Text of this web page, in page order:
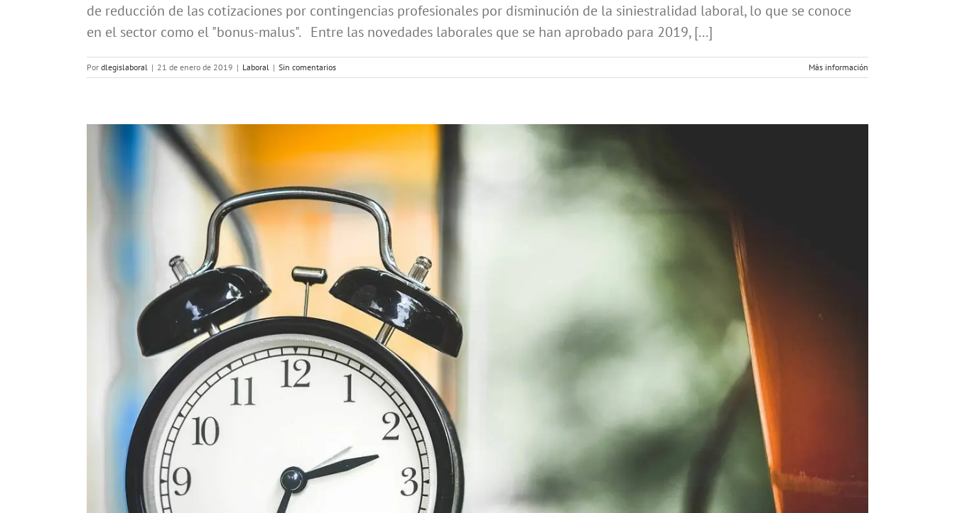
de reducción de las cotizaciones por contingencias profesionales por disminución de la siniestralidad laboral, lo que se conoce
en el sector como el "bonus-malus". Entre las novedades laborales que se han aprobado para 2019, [...]
Por dlegislaboral | 21 de enero de 2019 | Laboral | Sin comentarios Más información